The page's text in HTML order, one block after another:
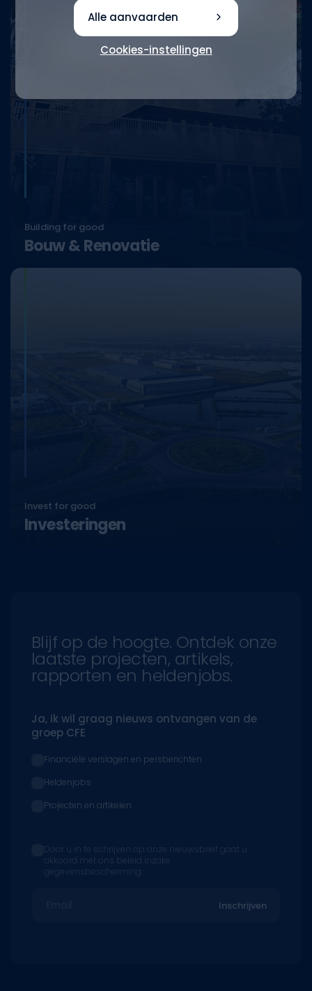
Building for good
Bouw&Renovatie
Invest for good
Investeringen
Blijf op de hoogte. Ontdek onze
laatste projecten, artikels,
rapporten en heldenjobs.
Ja, ik wil graag nieuws ontvangen van de
groep CFE
Financiële verslagen en persberichten
Heldenjobs
Projecten en artikelen
Door u in te schrijven op onze nieuwsbrief gaat u
akkoord met ons beleid inzake
gegevensbescherming.
Inschrijven
Alle aanvaarden
Cookies-instellingen